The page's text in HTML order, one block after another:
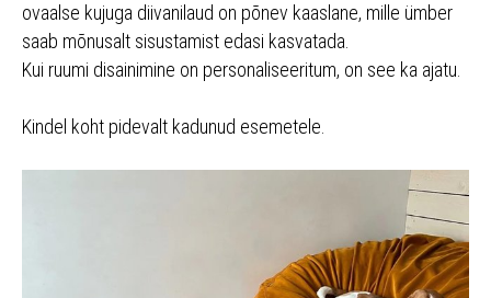
ovaalse kujuga diivanilaud on põnev kaaslane, mille ümber
saab mõnusalt sisustamist edasi kasvatada.
Kui ruumi disainimine on personaliseeritum, on see ka ajatu.
Kindel koht pidevalt kadunud esemetele.